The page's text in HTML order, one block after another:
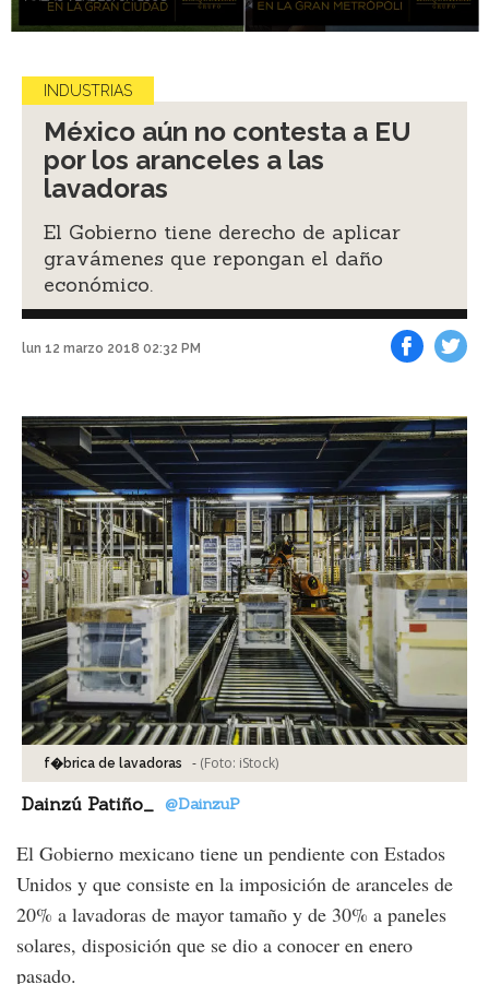
INDUSTRIAS
México aún no contesta a EU
por los aranceles a las
lavadoras
El Gobierno tiene derecho de aplicar
gravámenes que repongan el daño
económico.
lun 12 marzo 2018 02:32 PM
f�brica de lavadoras - (Foto: iStock)
Dainzú Patiño_ @DainzuP
El Gobierno mexicano tiene un pendiente con Estados
Unidos y que consiste en la imposición de aranceles de
20% a lavadoras de mayor tamaño y de 30% a paneles
solares, disposición que se dio a conocer en enero
pasado.